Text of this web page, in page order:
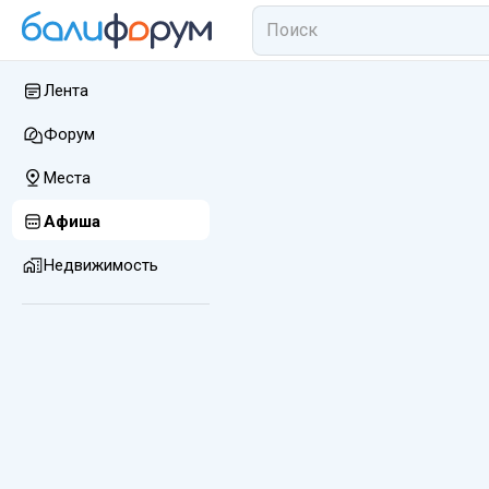
Лента
Форум
Места
Афиша
Недвижимость